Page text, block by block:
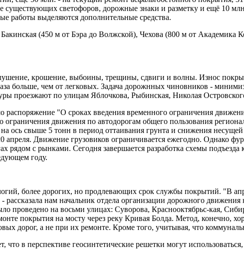
существующих светофоров, дорожные знаки и разметку и ещё 10
работы выделяются дополнительные средства.
(450 м от Бэра до Волжской), Чехова (800 м от Академика
крошение, выбоины, трещины, сдвиги и волны. Износ
больше, чем от легковых. Задача дорожнных чиновников -
проезжают по улицам Яблочкова, Рыбинская, Николая
распоряжение "О сроках введения временного ограничения
движения по автодорогам общего пользования
ось свыше 5 тонн в период оттаивания грунта и снижения
Движение грузовиков ограничивается ежегодно. Однако
рядом с рынками. Сегодня завершается разработка схемы
году.
более дорогих, но продлевающих срок службы покрытий. "В
нам начальник отдела организации дорожного
на восьми улицах: Суворова, Краснооктябрьс-кая,
покрытия на мосту через реку Кривая Болда. Метод, конечно,
дорог, а не при их ремонте. Кроме того, учитывая, что
что в перспективе геосинтетические решетки могут